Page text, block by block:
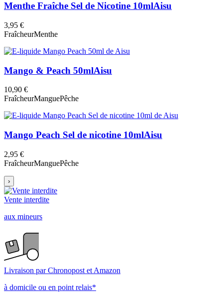
Menthe Fraîche Sel de Nicotine 10mlAisu
3,95 €
FraîcheurMenthe
Mango & Peach 50mlAisu
10,90 €
FraîcheurManguePêche
Mango Peach Sel de nicotine 10mlAisu
2,95 €
FraîcheurManguePêche
›
Vente interdite
aux mineurs
Livraison par Chronopost et Amazon
à domicile ou en point relais*